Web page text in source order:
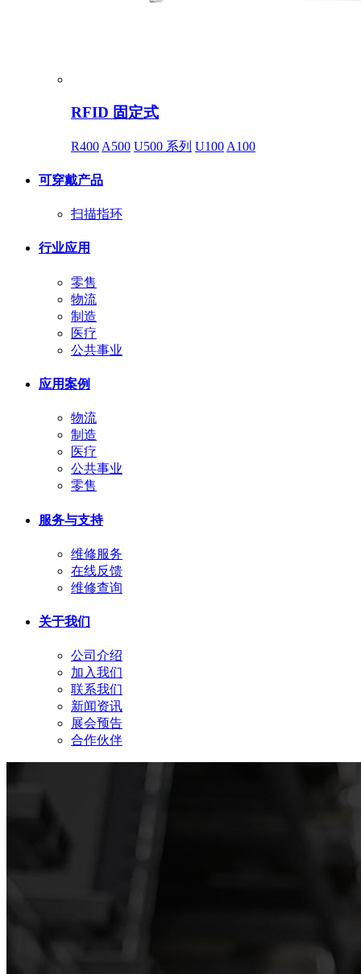
RFID 固定式
R400 A500 U500 系列 U100 A100
可穿戴产品
扫描指环
行业应用
零售
物流
制造
医疗
公共事业
应用案例
物流
制造
医疗
公共事业
零售
服务与支持
维修服务
在线反馈
维修查询
关于我们
公司介绍
加入我们
联系我们
新闻资讯
展会预告
合作伙伴